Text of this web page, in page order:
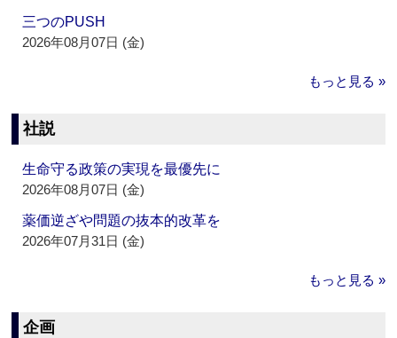
三つのPUSH
2026年08月07日 (金)
もっと見る »
社説
生命守る政策の実現を最優先に
2026年08月07日 (金)
薬価逆ざや問題の抜本的改革を
2026年07月31日 (金)
もっと見る »
企画